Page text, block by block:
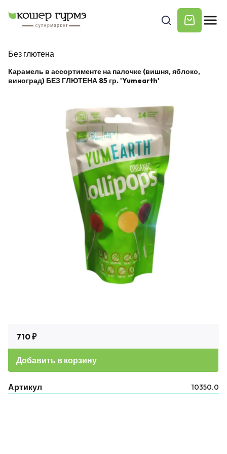
Без глютена
Карамель в ассортименте на палочке (вишня, яблоко,
виноград) БЕЗ ГЛЮТЕНА 85 гр. 'Yumearth'
710 ₽
Добавить в корзину
Артикул 10350.0